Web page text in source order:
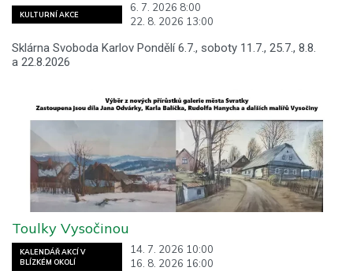
KULTURNÍ AKCE
6. 7. 2026 8:00
22. 8. 2026 13:00
Sklárna Svoboda Karlov Pondělí 6.7., soboty 11.7., 25.7., 8.8.
a 22.8.2026
KALENDÁŘ AKCÍ V
BLÍZKÉM OKOLÍ
14. 7. 2026 10:00
16. 8. 2026 16:00
Toulky Vysočinou